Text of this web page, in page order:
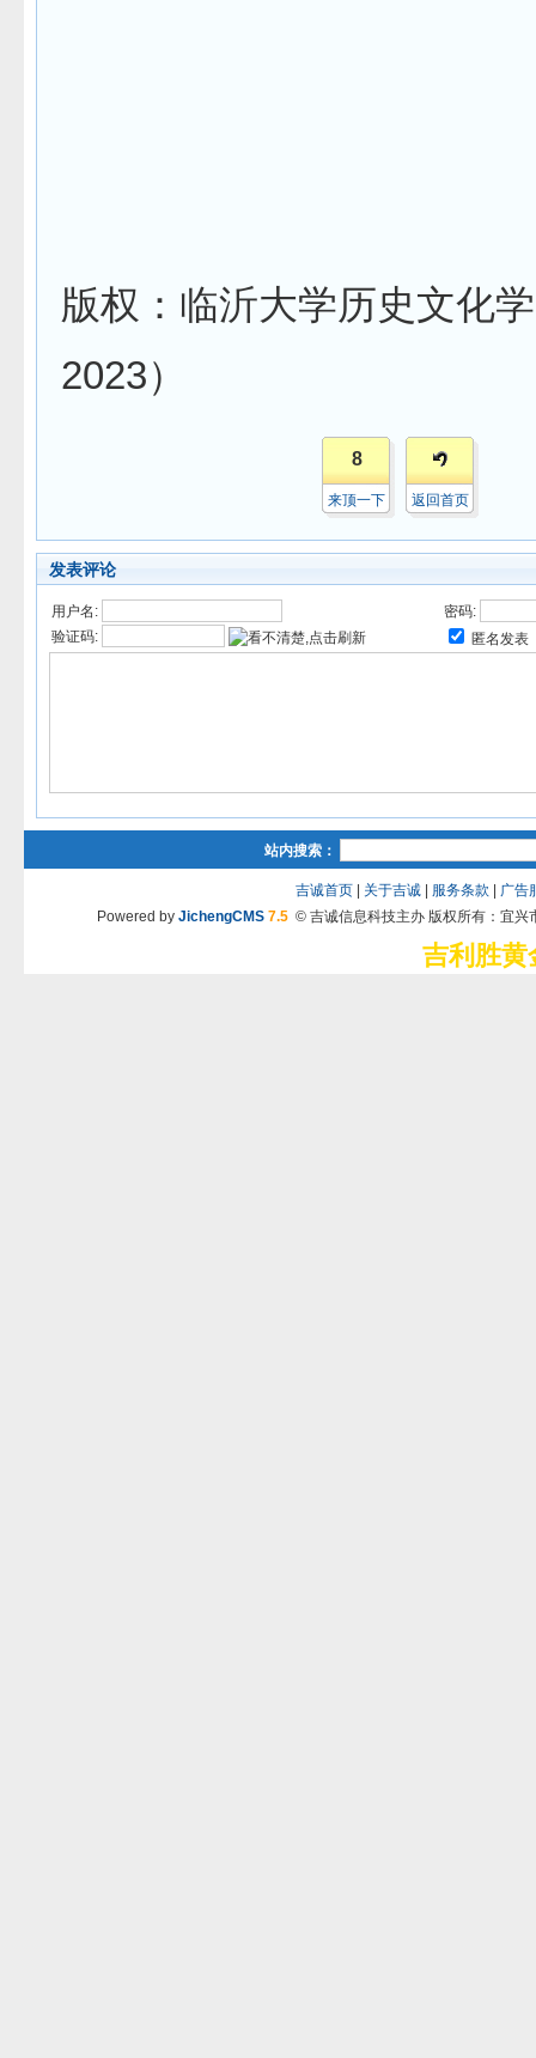
版权：临沂大学历史文化
2023）
8
来顶一下 返回首页
发表评论
用户名:
密码:
验证码:
匿名发表
站内搜索：
吉诚首页 关于吉诚 服务条款
广告
Powered by JichengCMS 7.5© 吉诚信息科技主办 版权所有：宜兴
吉利胜